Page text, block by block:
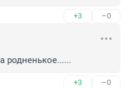
+3 –0
родненькое......
+3 –0